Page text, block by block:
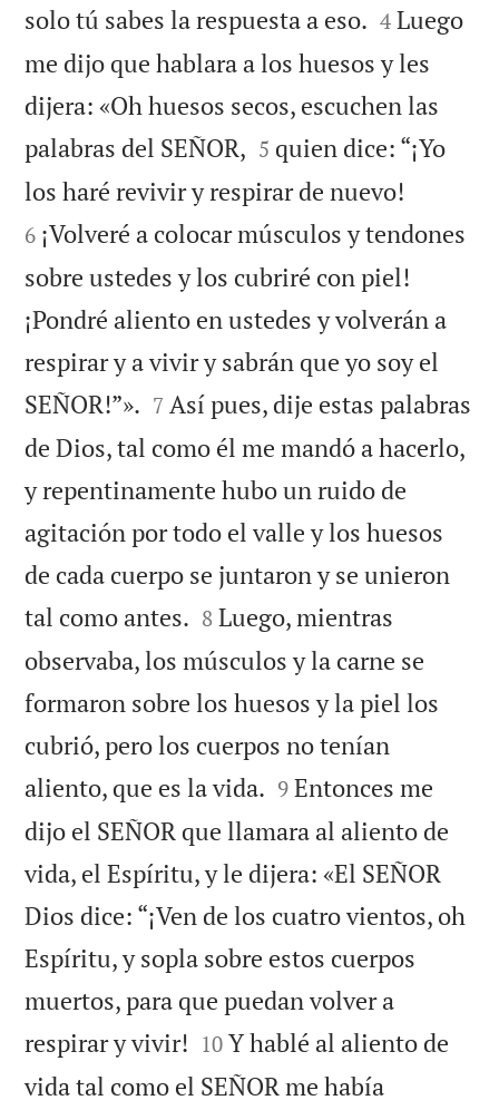
solo tú sabes la respuesta a eso. 

4 Luego
me dijo que hablara a los huesos y les
dijera: «Oh huesos secos, escuchen las
palabras del SEÑOR, 

5 quien dice: “¡Yo
los haré revivir y respirar de nuevo!
6 ¡Volveré a colocar músculos y tendones
sobre ustedes y los cubriré con piel!
¡Pondré aliento en ustedes y volverán a
respirar y a vivir y sabrán que yo soy el
SEÑOR!”». 

7 Así pues, dije estas palabras
de Dios, tal como él me mandó a hacerlo,
y repentinamente hubo un ruido de
agitación por todo el valle y los huesos
de cada cuerpo se juntaron y se unieron
tal como antes. 

8 Luego, mientras
observaba, los músculos y la carne se
formaron sobre los huesos y la piel los
cubrió, pero los cuerpos no tenían
aliento, que es la vida. 

9 Entonces me
dijo el SEÑOR que llamara al aliento de
vida, el Espíritu, y le dijera: «El SEÑOR
Dios dice: “¡Ven de los cuatro vientos, oh
Espíritu, y sopla sobre estos cuerpos
muertos, para que puedan volver a
respirar y vivir! 

10 Y hablé al aliento de
vida tal como el SEÑOR me había